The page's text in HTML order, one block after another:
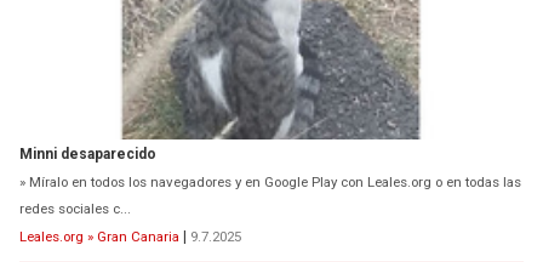
Minni desaparecido
» Míralo en todos los navegadores y en Google Play con Leales.org o en todas las
redes sociales c...
Leales.org » Gran Canaria | 9.7.2025